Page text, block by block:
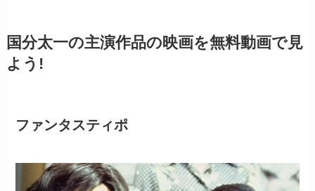
国分太一の主演作品の映画を無料動画で見
よう!
ファンタスティポ